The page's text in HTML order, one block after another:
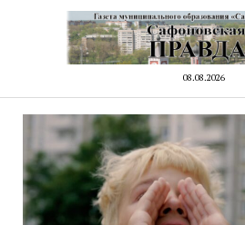
08.08.2026